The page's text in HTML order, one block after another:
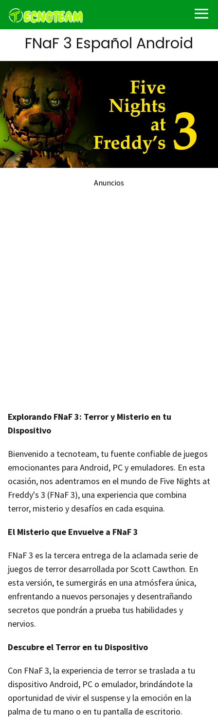
FNaF 3 Español Android
Anuncios
Explorando FNaF 3: Terror y Misterio en tu
Dispositivo
Bienvenido a tecnoteam, tu fuente confiable de juegos
emocionantes para Android, PC y emuladores. En esta
ocasión, nos adentramos en el mundo de Five Nights at
Freddy's 3 (FNaF 3), una experiencia que combina
terror, misterio y desafíos en cada esquina.
El Misterio que Envuelve a FNaF 3
FNaF 3 es la tercera entrega de la aclamada serie de
juegos de terror desarrollada por Scott Cawthon. En
esta versión, te sumergirás en una atmósfera única,
enfrentando a nuevos personajes y desentrañando
secretos que pondrán a prueba tus habilidades y
nervios.
Descubre el Terror en tu Dispositivo
Con FNaF 3, la experiencia de terror se traslada a tu
dispositivo Android, PC o emulador, brindándote la
oportunidad de vivir el suspense y la emoción en la
palma de tu mano o en tu pantalla de escritorio.